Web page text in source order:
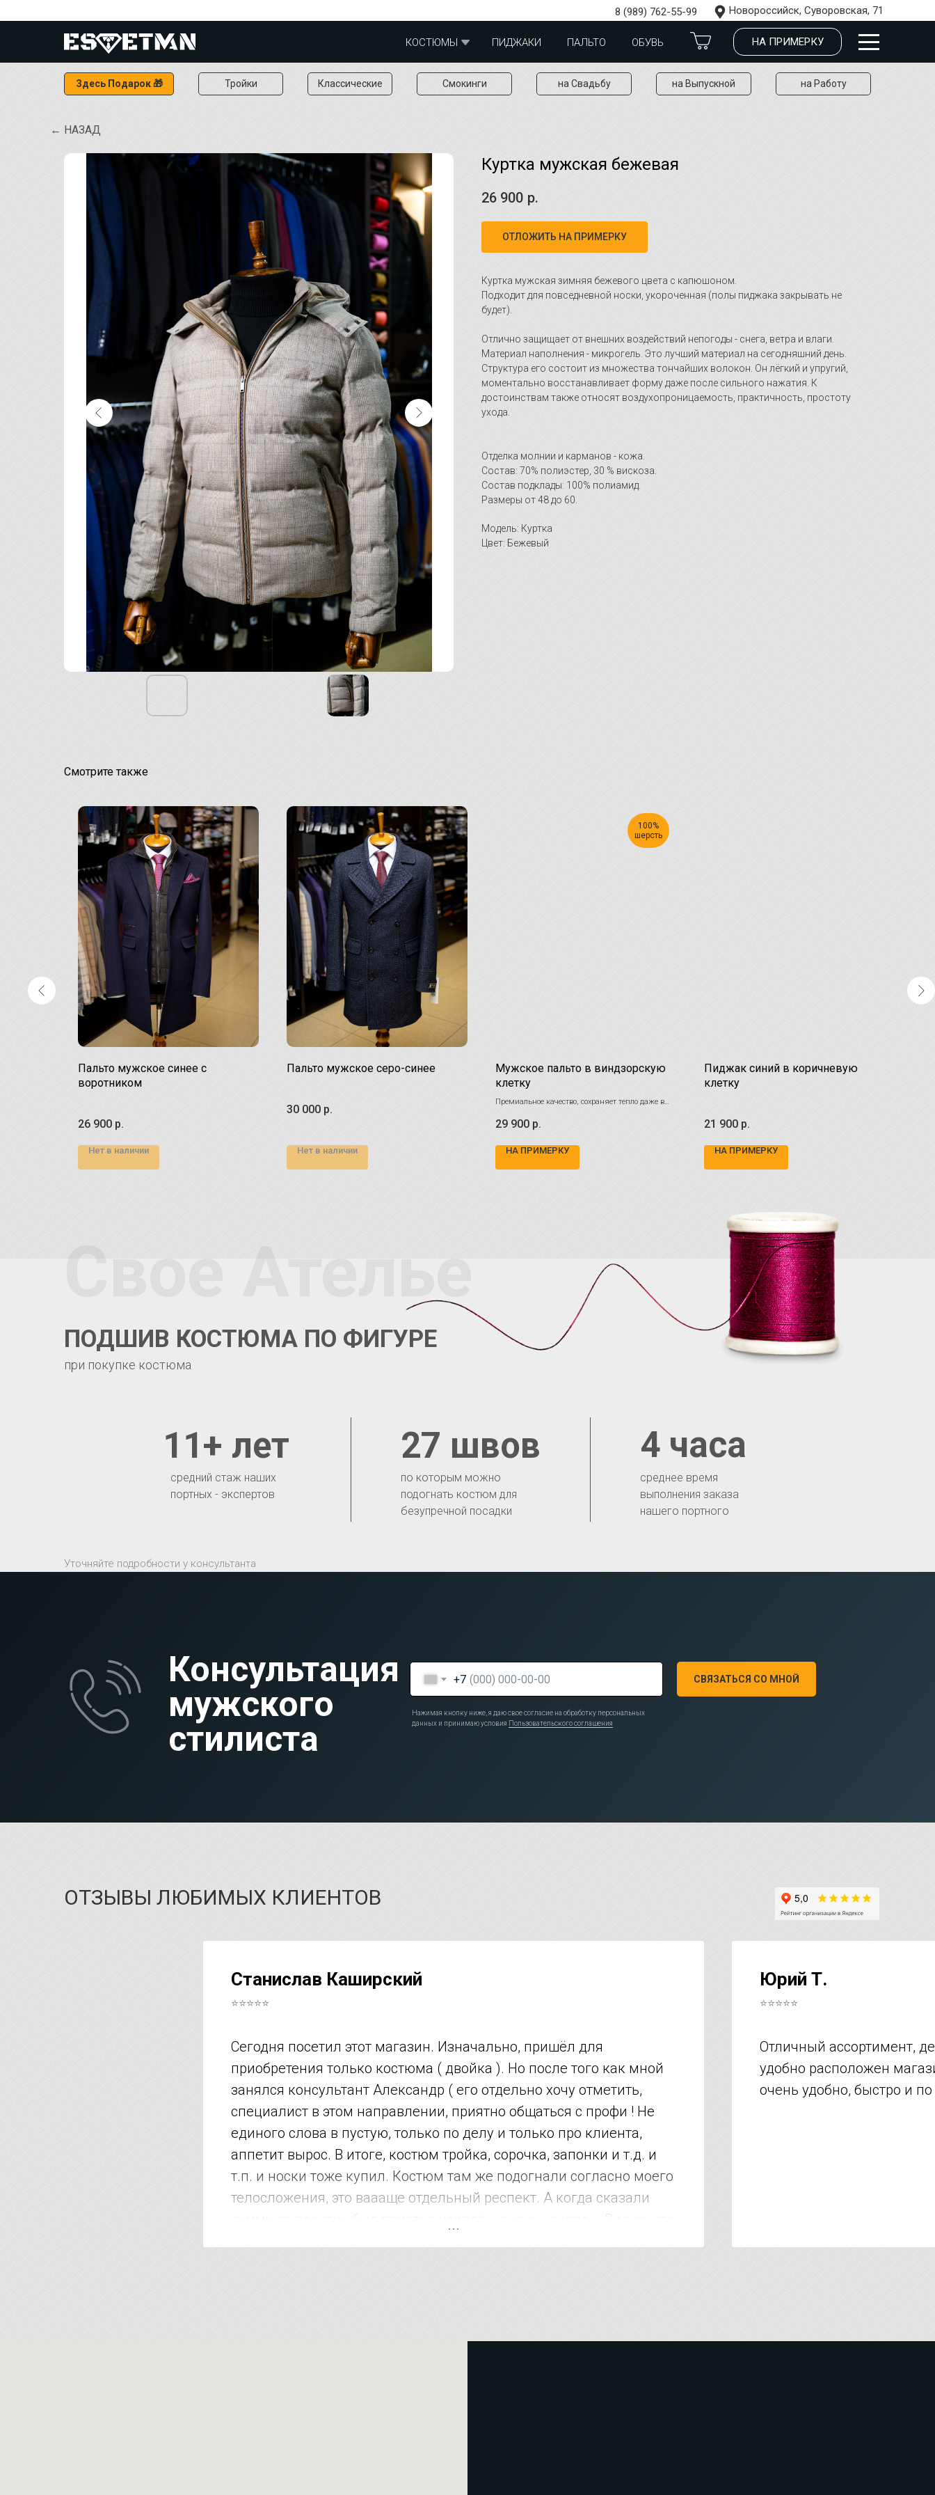
ПИДЖАКИ
Новороссийск, Суворовская, 71
8 (989) 762-55-99
ПАЛЬТО ОБУВЬ НА ПРИМЕРКУ
КОСТЮМЫ
на Свадьбу на Выпускной на Работу
Классические
Тройки
Здесь Подарок 🎁 Смокинги
← НАЗАД
Куртка мужская бежевая
26 900 р.
ОТЛОЖИТЬ НА ПРИМЕРКУ
Куртка мужская зимняя бежевого цвета с капюшоном.
Подходит для повседневной носки, укороченная (полы пиджака закрывать не
будет).
Отлично защищает от внешних воздействий непогоды - снега, ветра и влаги.
Материал наполнения - микрогель. Это лучший материал на сегодняшний день.
Структура его состоит из множества тончайших волокон. Он лёгкий и упругий,
моментально восстанавливает форму даже после сильного нажатия. К
достоинствам также относят воздухопроницаемость, практичность, простоту
ухода.
Отделка молнии и карманов - кожа.
Состав: 70% полиэстер, 30 % вискоза.
Состав подклады: 100% полиамид.
Размеры от 48 до 60.
Модель: Куртка
Цвет: Бежевый
Смотрите также
Пальто мужское синее с
воротником
26 900 р.
Нет в наличии
Пальто мужское серо-синее
30 000 р.
Нет в наличии
100%
шерсть
Мужское пальто в виндзорскую
клетку
Премиальное качество, сохраняет тепло даже в
100% шерсть
29 900 р.
НА ПРИМЕРКУ
Пиджак синий в коричневую
клетку
21 900 р.
НА ПРИМЕРКУ
по которым можно
подогнать костюм для
безупречной посадки
27 швов
при покупке костюма
ПОДШИВ КОСТЮМА ПО ФИГУРЕ
Свое Ателье
средний стаж наших
портных - экспертов
11+ лет
Уточняйте подробности у консультанта
среднее время
выполнения заказа
нашего портного
4 часа
Консультация
мужского
стилиста
+7 СВЯЗАТЬСЯ СО МНОЙ
Нажимая кнопку ниже, я даю свое согласие на обработку персональных
данных и принимаю условия Пользовательского соглашения
ОТЗЫВЫ ЛЮБИМЫХ КЛИЕНТОВ
Станислав Каширский
⭐⭐⭐⭐⭐
Сегодня посетил этот магазин. Изначально, пришёл для
приобретения только костюма ( двойка ). Но после того как мной
занялся консультант Александр ( его отдельно хочу отметить,
специалист в этом направлении, приятно общаться с профи ! Не
единого слова в пустую, только по делу и только про клиента,
аппетит вырос. В итоге, костюм тройка, сорочка, запонки и т.д. и
т.п. и носки тоже купил. Костюм там же подогнали согласно моего
телосложения, это ваааще отдельный респект. А когда сказали
Юрий Т.
⭐⭐⭐⭐⭐
Отличный ассортимент,
удобно расположен
очень удобно, быстро и